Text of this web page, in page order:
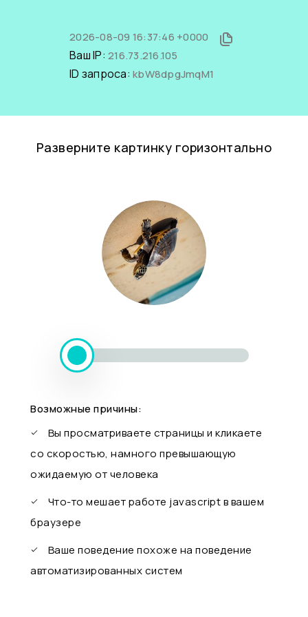
2026-08-09 16:37:46 +0000
Ваш IP: 216.73.216.105
ID запроса: kbW8dpgJmqM1
Разверните картинку горизонтально
Возможные причины:
Вы просматриваете страницы и кликаете
со скоростью, намного превышающую
ожидаемую от человека
Что-то мешает работе javascript в вашем
браузере
Ваше поведение похоже на поведение
автоматизированных систем